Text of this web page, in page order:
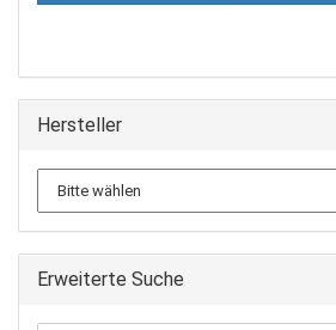
Hersteller
Erweiterte Suche